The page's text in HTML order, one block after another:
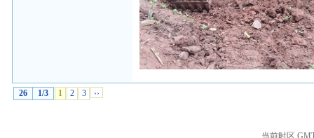
26 1/3 1 2 3 ››
当前时区